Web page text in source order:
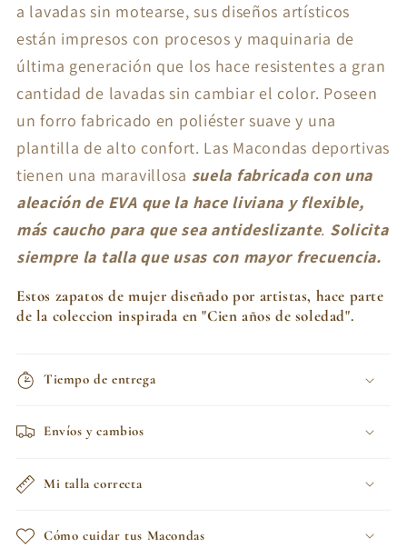
a lavadas sin motearse, sus diseños artísticos
están impresos con procesos y maquinaria de
última generación que los hace resistentes a gran
cantidad de lavadas sin cambiar el color. Poseen
un forro fabricado en poliéster suave y una
plantilla de alto confort. Las Macondas deportivas
tienen una maravillosa suela fabricada con una
aleación de EVA que la hace liviana y flexible,
más caucho para que sea antideslizante. Solicita
siempre la talla que usas con mayor frecuencia.
Estos zapatos de mujer diseñado por artistas, hace parte
de la coleccion inspirada en "Cien años de soledad".
Tiempo de entrega
Envíos y cambios
Mi talla correcta
Cómo cuidar tus Macondas